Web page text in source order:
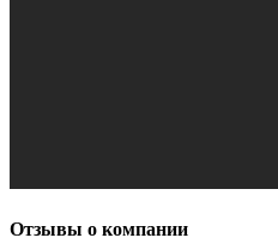
Отзывы о компании